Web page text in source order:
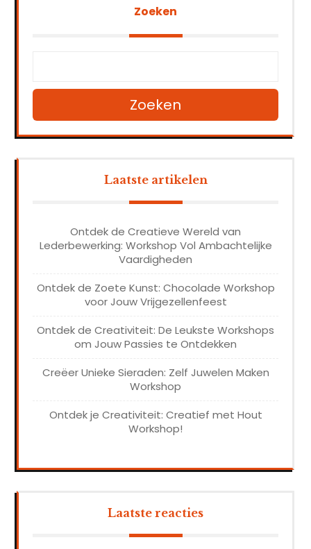
Zoeken
Zoeken
Laatste artikelen
Ontdek de Creatieve Wereld van
Lederbewerking: Workshop Vol Ambachtelijke
Vaardigheden
Ontdek de Zoete Kunst: Chocolade Workshop
voor Jouw Vrijgezellenfeest
Ontdek de Creativiteit: De Leukste Workshops
om Jouw Passies te Ontdekken
Creëer Unieke Sieraden: Zelf Juwelen Maken
Workshop
Ontdek je Creativiteit: Creatief met Hout
Workshop!
Laatste reacties